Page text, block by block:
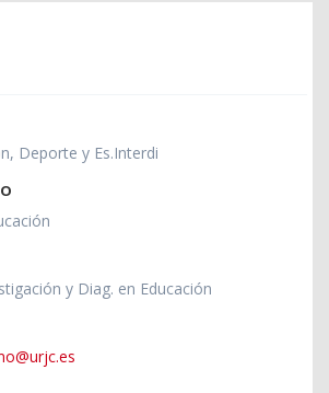
Deporte y Es.Interdi
y Diag. en Educación